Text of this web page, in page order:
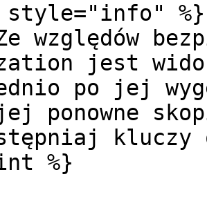
style="info" %}
względów
jest
po jej
ponowne
kluczy
%}